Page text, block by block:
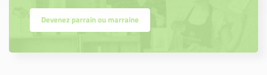
Devenez parrain ou marraine